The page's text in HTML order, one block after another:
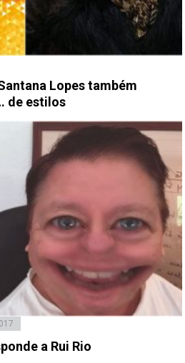
Lopes também
de estilos
a Rui Rio